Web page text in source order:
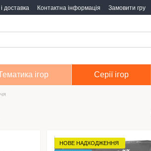
доставка Контактна інформація Замовити гру
ігор Серії ігор
НОВЕ НАДХОДЖЕННЯ